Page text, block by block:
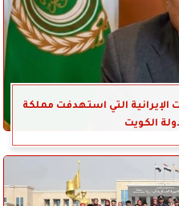
الإيرانية التي استهدفت مملكة
الكويت